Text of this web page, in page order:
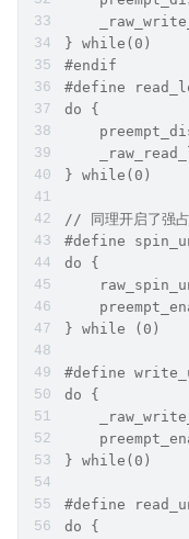
} while(0)
#endif
#define
do {
} while(0)
// 同理开启了强占
#define
do {
} while (0)
#define
do {
} while(0)
#define
do {